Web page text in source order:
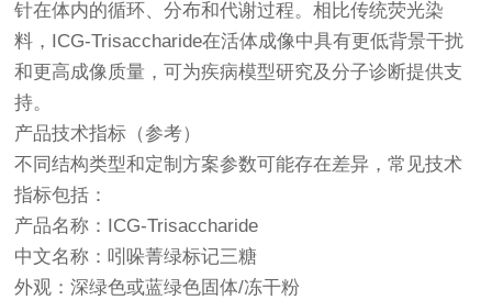
针在体内的循环、分布和代谢过程。相比传统荧光染
料，ICG-Trisaccharide在活体成像中具有更低背景干扰
和更高成像质量，可为疾病模型研究及分子诊断提供支
持。
产品技术指标（参考）
不同结构类型和定制方案参数可能存在差异，常见技术
指标包括：
产品名称：ICG-Trisaccharide
中文名称：吲哚菁绿标记三糖
外观：深绿色或蓝绿色固体/冻干粉